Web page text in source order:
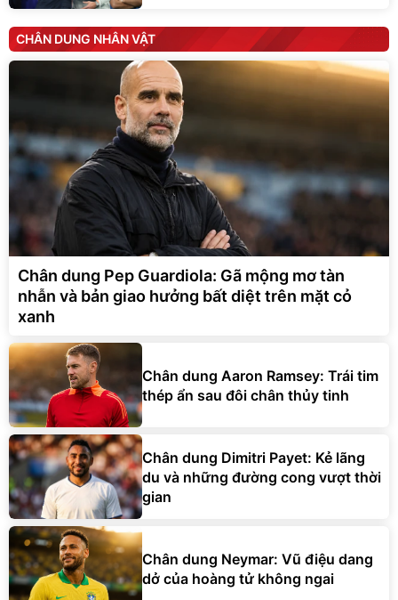
CHÂN DUNG NHÂN VẬT
Chân dung Pep Guardiola: Gã mộng mơ tàn
nhẫn và bản giao hưởng bất diệt trên mặt cỏ
xanh
Chân dung Aaron Ramsey: Trái tim
thép ẩn sau đôi chân thủy tinh
Chân dung Dimitri Payet: Kẻ lãng
du và những đường cong vượt thời
gian
Chân dung Neymar: Vũ điệu dang
dở của hoàng tử không ngai